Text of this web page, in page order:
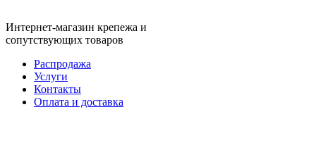
Интернет-магазин крепежа и
сопутствующих товаров
Распродажа
Услуги
Контакты
Оплата и доставка